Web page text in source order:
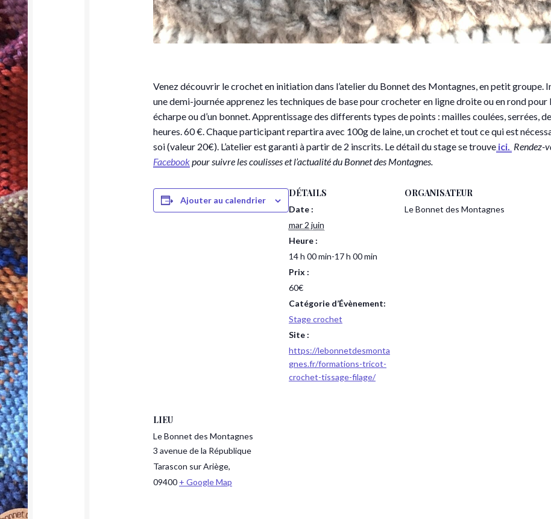
Venez découvrir le crochet en initiation dans l’atelier du Bonnet des Montagnes, en petit groupe.
une demi-journée apprenez les techniques de base pour crocheter en ligne droite ou en rond pour
écharpe ou d’un bonnet. Apprentissage des differents types de points : mailles coulées, serrées,
heures. 60 €. Chaque participant repartira avec 100g de laine, un crochet et tout ce qui est
soi (valeur 20€). L’atelier est garanti à partir de 2 inscrits. Le détail du stage se trouveici. Rendez-
Facebookpour suivre les coulisses et l’actualité du Bonnet des Montagnes.
Ajouter au calendrier
DÉTAILS
Date :
mar 2 juin
Heure :
14 h 00 min-17 h 00 min
Prix :
60€
Catégorie d’Évènement:
Stage crochet
Site :
https://lebonnetdesmonta
gnes.fr/formations-tricot-
crochet-tissage-filage/
ORGANISATEUR
Le Bonnet des Montagnes
LIEU
Le Bonnet des Montagnes
3 avenue de la République
Tarascon sur Ariège,
09400 + Google Map